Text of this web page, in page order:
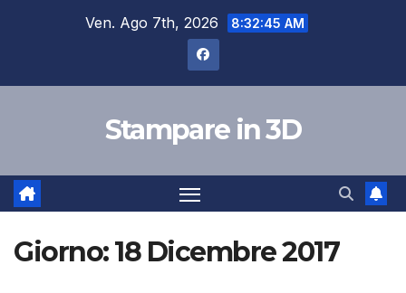
Ven. Ago 7th, 2026 8:32:46 AM
Stampare in 3D
Giorno:18 Dicembre 2017